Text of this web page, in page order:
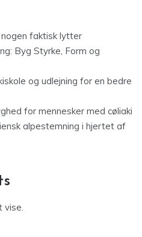
faktisk lytter
Byg Styrke, Form og
og udlejning for en bedre
for mennesker med cøliaki
alpestemning i hjertet af